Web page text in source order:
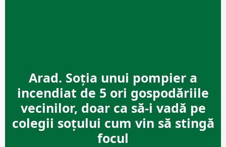
Arad. Soția unui pompier a
incendiat de 5 ori gospodăriile
vecinilor, doar ca să-i vadă pe
colegii soțului cum vin să stingă
focul